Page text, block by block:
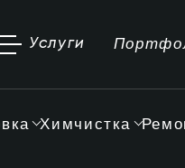
Услуги
Химчистка